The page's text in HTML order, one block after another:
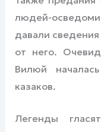
людей-
давали
от него.
Вилюй
казаков.
Легенды